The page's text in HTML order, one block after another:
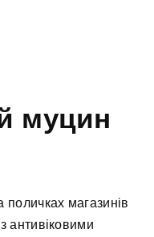
муцин
магазинів
антивіковими